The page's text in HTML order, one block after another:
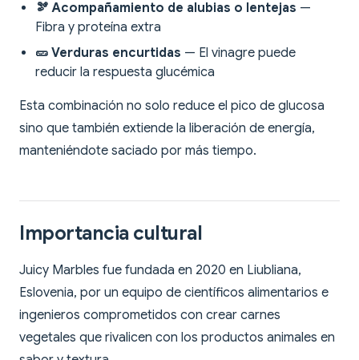
🫘 Acompañamiento de alubias o lentejas —
Fibra y proteína extra
🥒 Verduras encurtidas — El vinagre puede
reducir la respuesta glucémica
Esta combinación no solo reduce el pico de glucosa
sino que también extiende la liberación de energía,
manteniéndote saciado por más tiempo.
Importancia cultural
Juicy Marbles fue fundada en 2020 en Liubliana,
Eslovenia, por un equipo de científicos alimentarios e
ingenieros comprometidos con crear carnes
vegetales que rivalicen con los productos animales en